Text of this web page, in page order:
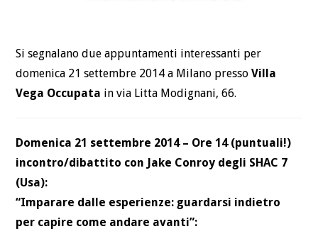
Si segnalano due appuntamenti interessanti per
domenica 21 settembre 2014 a Milano pressoVilla
Vega Occupata in via Litta Modignani, 66.
Domenica 21 settembre 2014 – Ore 14 (puntuali!)
incontro/dibattito con Jake Conroy degli SHAC 7
(Usa):
“Imparare dalle esperienze: guardarsi indietro
per capire come andare avanti”: